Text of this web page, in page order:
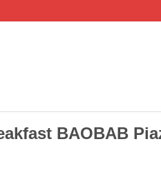
BAOBAB